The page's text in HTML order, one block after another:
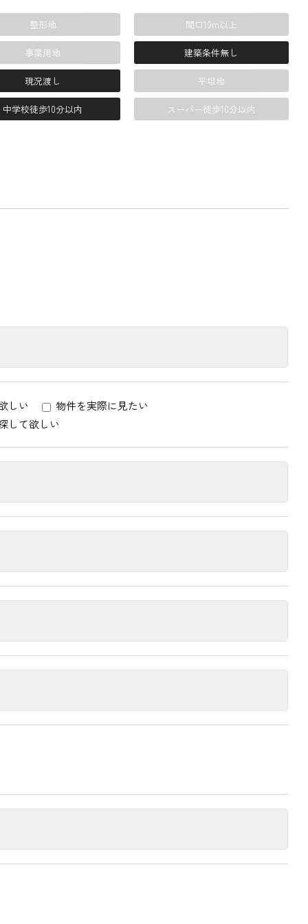
整形地 間口10m以上
事業用地 建築条件無し
現況渡し 平坦地
中学校徒歩10分以内 スーパー徒歩10分以内
しい
物件を実際に見たい
して欲しい